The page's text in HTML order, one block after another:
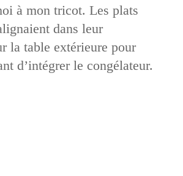
à mon tricot. Les plats
dans leur
la table extérieure pour
d’intégrer le congélateur.